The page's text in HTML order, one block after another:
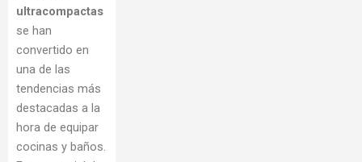
ultracompactas
se han
convertido en
una de las
tendencias más
destacadas a la
hora de equipar
cocinas y baños.